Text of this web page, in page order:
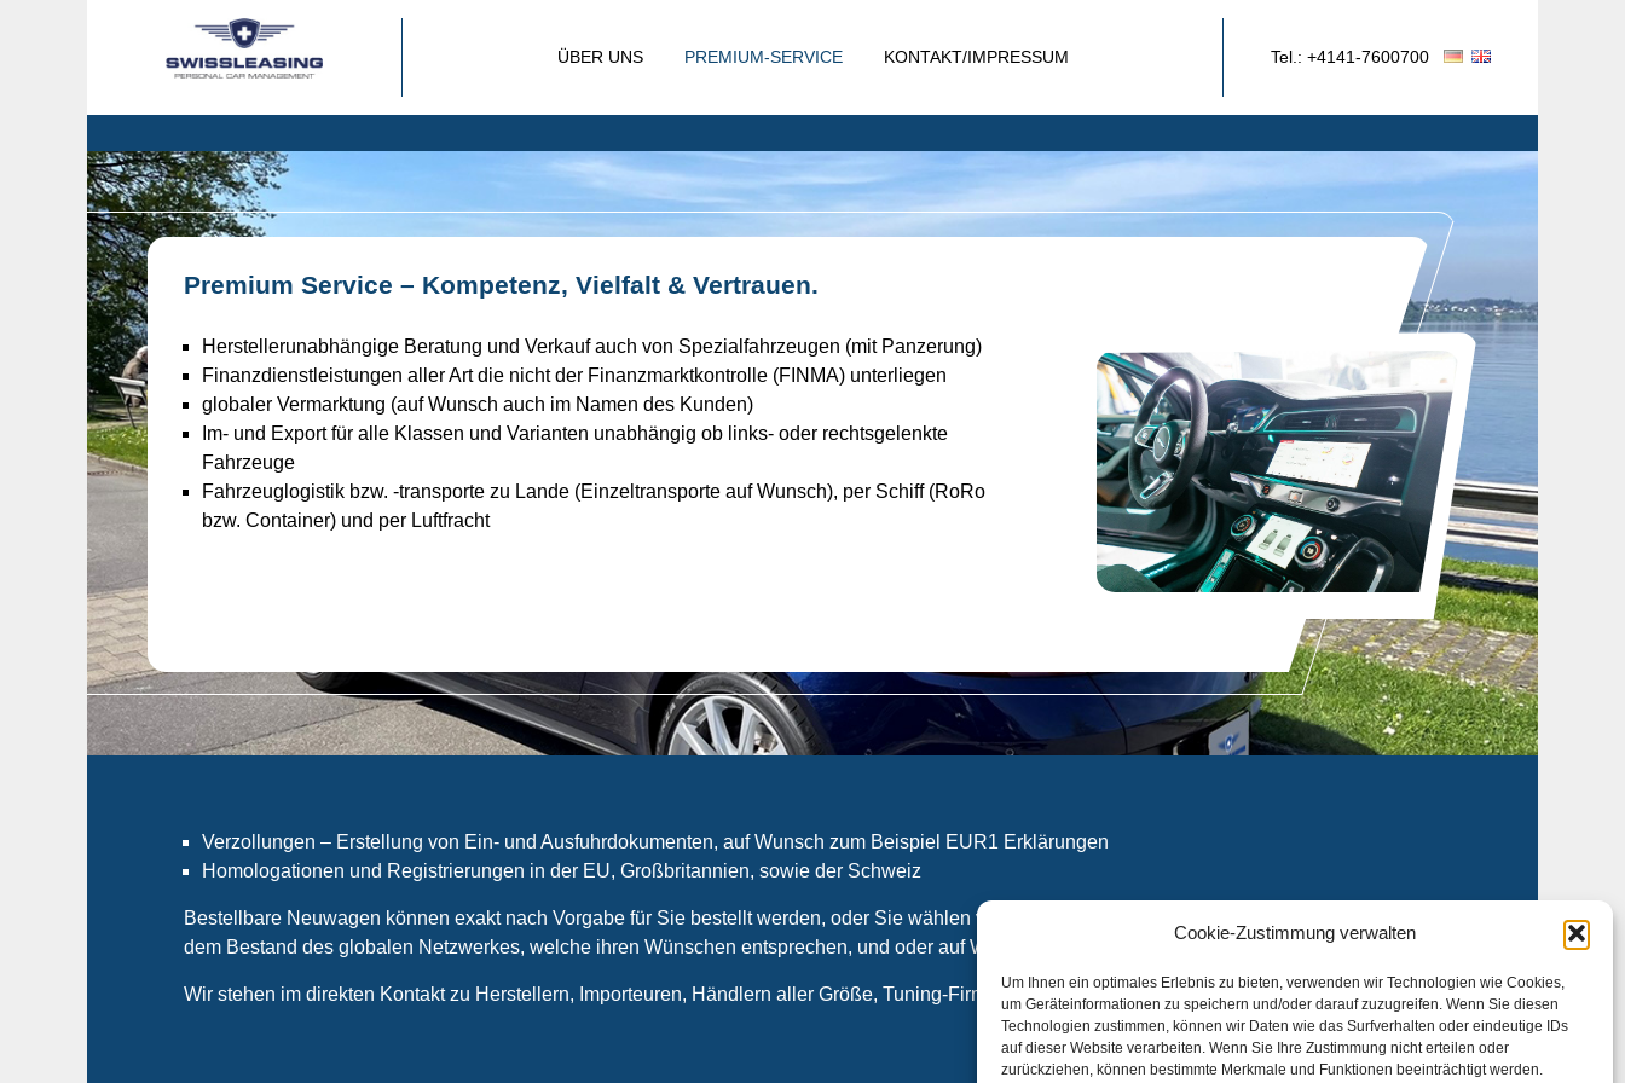
Cookie-Zustimmung verwalten
Um Ihnen ein optimales Erlebnis zu bieten, verwenden wir Technologien wie Cookies,
um Geräteinformationen zu speichern und/oder darauf zuzugreifen. Wenn Sie diesen
Technologien zustimmen, können wir Daten wie das Surfverhalten oder eindeutige IDs
auf dieser Website verarbeiten. Wenn Sie Ihre Zustimmung nicht erteilen oder
zurückziehen, können bestimmte Merkmale und Funktionen beeinträchtigt werden.
ÜBER UNS PREMIUM-SERVICE KONTAKT/IMPRESSUM Tel.: +4141-7600700
Premium Service – Kompetenz, Vielfalt & Vertrauen.
Herstellerunabhängige Beratung und Verkauf auch von Spezialfahrzeugen (mit Panzerung)
Finanzdienstleistungen aller Art die nicht der Finanzmarktkontrolle (FINMA) unterliegen
globaler Vermarktung (auf Wunsch auch im Namen des Kunden)
Im- und Export für alle Klassen und Varianten unabhängig ob links- oder rechtsgelenkte
Fahrzeuge
Fahrzeuglogistik bzw. -transporte zu Lande (Einzeltransporte auf Wunsch), per Schiff (RoRo
bzw. Container) und per Luftfracht
Verzollungen – Erstellung von Ein- und Ausfuhrdokumenten, auf Wunsch zum Beispiel EUR1 Erklärungen
Homologationen und Registrierungen in der EU, Großbritannien, sowie der Schweiz
Bestellbare Neuwagen können exakt nach Vorgabe für Sie bestellt werden, oder Sie wählen vorhandene bzw. kurzfristig lieferbare Fahrzeuge aus
dem Bestand des globalen Netzwerkes, welche ihren Wünschen entsprechen, und oder auf Wunsch individuell für Sie umgebaut werden.
Wir stehen im direkten Kontakt zu Herstellern, Importeuren, Händlern aller Größe, Tuning-Firmen und Spezialanbietern